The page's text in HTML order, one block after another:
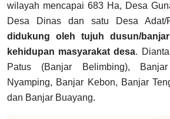
wilayah mencapai 683 Ha, Desa
Desa Dinas dan satu Desa Adat/
didukung oleh tujuh dusun/
kehidupan masyarakat desa.
Patus (Banjar Belimbing),
Nyamping, Banjar Kebon, Banjar
dan Banjar Buayang.